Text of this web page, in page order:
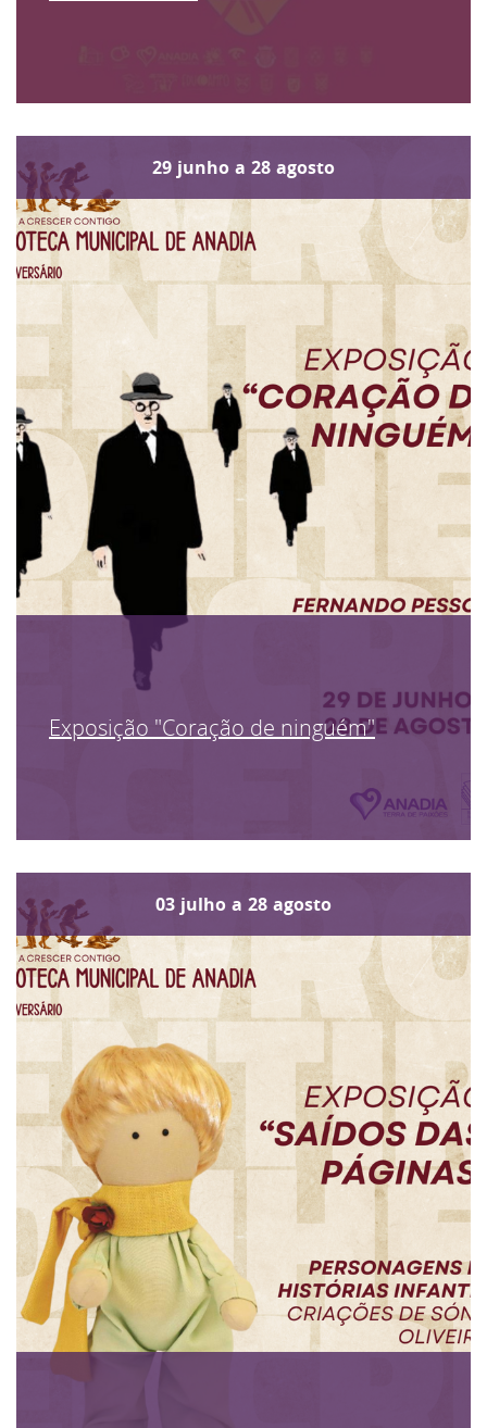
29 junho a 28 agosto
Exposição "Coração de ninguém"
03 julho a 28 agosto